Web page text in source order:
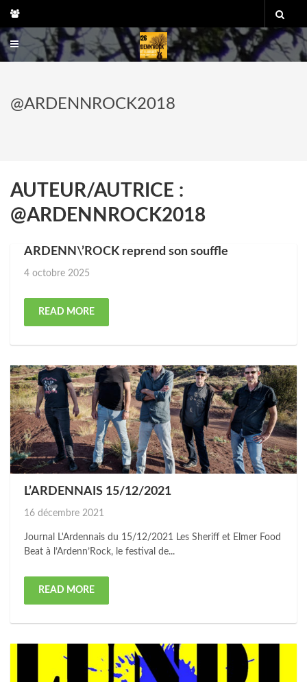
content
@ARDENNROCK2018
AUTEUR/AUTRICE :
@ARDENNROCK2018
ARDENN\’ROCK reprend son souffle
Posted
4 octobre 2025
READ MORE
L’ARDENNAIS 15/12/2021
Posted
16 décembre 2021
Journal L'Ardennais du 15/12/2021 Les Sheriff et Elmer Food
Beat à l’Ardenn’Rock, le festival de...
READ MORE